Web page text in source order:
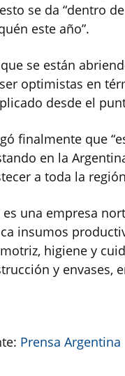
se da “dentro
este año”.
se están
optimistas en
desde el
finalmente que
en la
a toda la
es una empresa
insumos
higiene y
y envases,
Prensa Argentina